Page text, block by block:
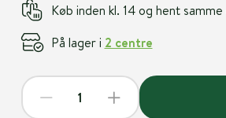
Køb inden kl. 14 og hent samme
På lager i 2 centre